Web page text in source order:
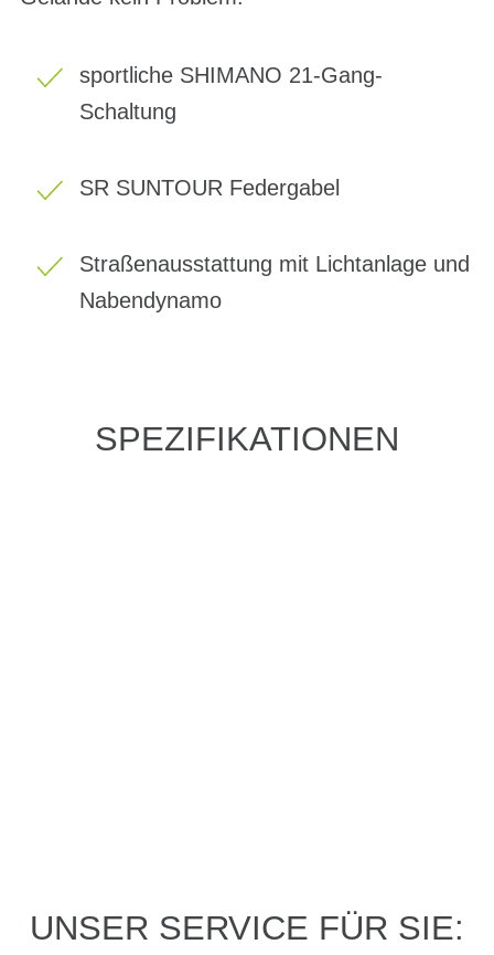
sportliche SHIMANO 21-Gang-
Schaltung
SR SUNTOUR Federgabel
Straßenausstattung mit Lichtanlage und
Nabendynamo
SPEZIFIKATIONEN
PROBEFAHRT? JA,
UNSER SERVICE FÜR SIE: